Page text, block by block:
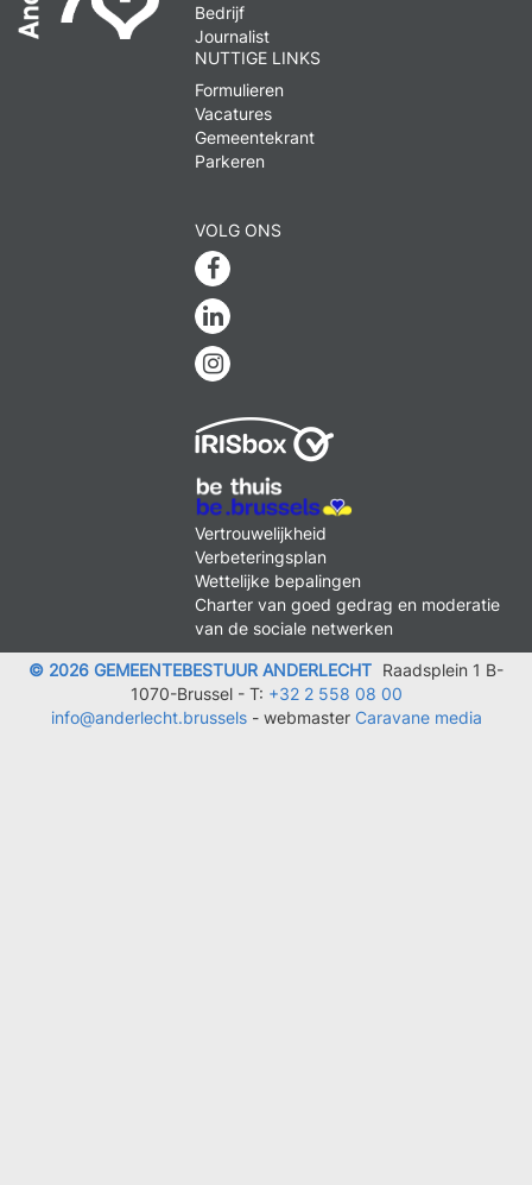
Bedrijf
Journalist
NUTTIGE LINKS
Formulieren
Vacatures
Gemeentekrant
Parkeren
VOLG ONS
Facebook
Linkedin
Instagram
MENU
FOOTER
LEGAL
Vertrouwelijkheid
Verbeteringsplan
Wettelijke bepalingen
Charter van goed gedrag en moderatie
van de sociale netwerken
© 2026 GEMEENTEBESTUUR ANDERLECHT Raadsplein 1 B-
1070-Brussel - T: +32 2 558 08 00
info@anderlecht.brussels- webmaster Caravane media